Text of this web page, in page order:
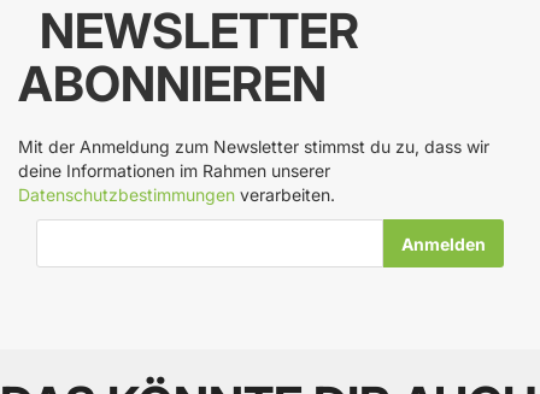
NEWSLETTER
ABONNIEREN
Mit der Anmeldung zum Newsletter stimmst du zu, dass wir
deine Informationen im Rahmen unserer
Datenschutzbestimmungen verarbeiten.